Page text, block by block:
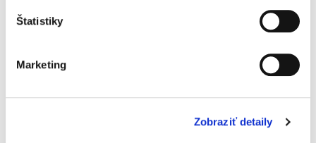
Štatistiky
Marketing
Zobraziť detaily
21,30 €
400 IU BIO Olive Oil (30